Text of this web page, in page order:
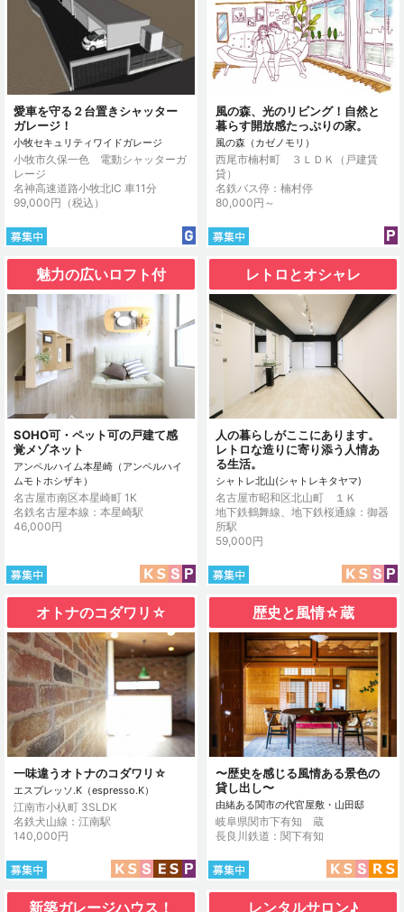
愛車を守る２台置きシャッター
ガレージ！
小牧セキュリティワイドガレージ
小牧市久保一色 電動シャッターガ
レージ
名神高速道路小牧北IC 車11分
99,000円（税込）
風の森、光のリビング！自然と
暮らす開放感たっぷりの家。
風の森（カゼノモリ）
西尾市楠村町 ３ＬＤＫ（戸建賃
貸）
名鉄バス停：楠村停
80,000円～
魅力の広いロフト付
SOHO可・ペット可の戸建て感
覚メゾネット
アンペルハイム本星崎（アンペルハイ
ムモトホシザキ）
名古屋市南区本星崎町 1K
名鉄名古屋本線：本星崎駅
46,000円
レトロとオシャレ
人の暮らしがここにあります。
レトロな造りに寄り添う人情あ
る生活。
シャトレ北山(シャトレキタヤマ)
名古屋市昭和区北山町 １Ｋ
地下鉄鶴舞線、地下鉄桜通線：御器
所駅
59,000円
オトナのコダワリ☆
一味違うオトナのコダワリ☆
エスプレッソ.K（espresso.K）
江南市小杁町 3SLDK
名鉄犬山線：江南駅
140,000円
歴史と風情☆蔵
〜歴史を感じる風情ある景色の
貸し出し〜
由緒ある関市の代官屋敷・山田邸
岐阜県関市下有知 蔵
長良川鉄道：関下有知
新築ガレージハウス！ レンタルサロン♪